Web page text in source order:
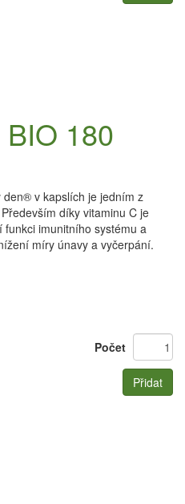
180
den® v kapslích je jedním z
díky vitaminu C je
imunitního systému a
míry únavy a vyčerpání.
Počet
Přidat